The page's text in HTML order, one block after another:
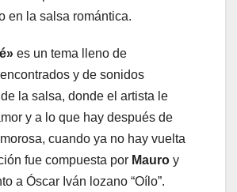
en la salsa romántica.
es un tema lleno de
y de sonidos
la salsa, donde el artista le
y a lo que hay después de
cuando ya no hay vuelta
fue compuesta por Mauro y
a Óscar Iván lozano “Oílo”.